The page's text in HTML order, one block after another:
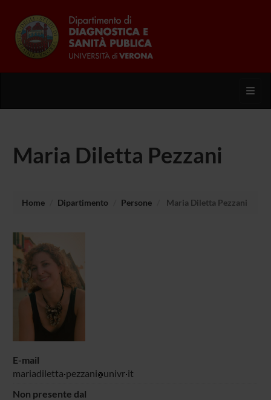
Maria Diletta Pezzani
Home Dipartimento Persone Maria Diletta Pezzani
E-mail
mariadiletta pezzani univr it
Non presente dal